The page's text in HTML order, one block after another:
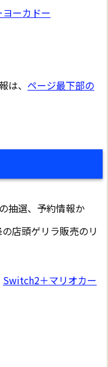
ーカドー
、 ページ最下部の
抽選、予約情報か
店頭ゲリラ販売のリ
Switch2＋マリオカー